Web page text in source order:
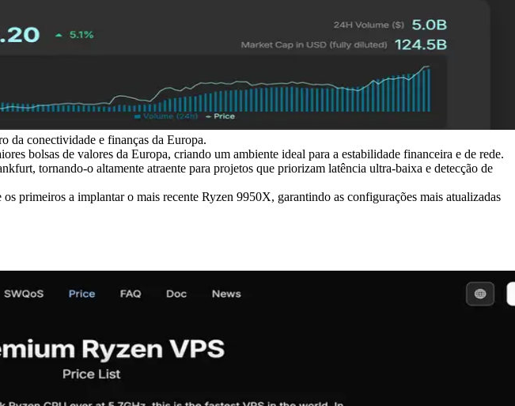
da conectividade e finanças da Europa.
bolsas de valores da Europa, criando um ambiente ideal para a estabilidade financeira e de rede.
tornando-o altamente atraente para projetos que priorizam latência ultra-baixa e detecção de
primeiros a implantar o mais recente Ryzen 9950X, garantindo as configurações mais atualizadas